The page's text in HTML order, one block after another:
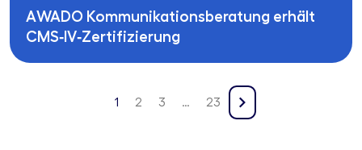
AWADO Kommunikationsberatung erhält
CMS‑IV‑Zertifizierung
1 2 3 … 23